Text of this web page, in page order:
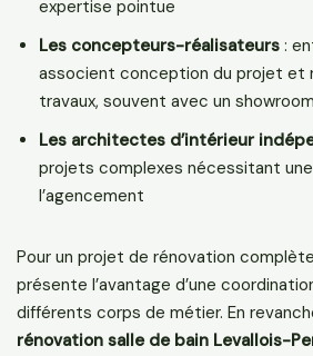
expertise pointue
Les concepteurs-réalisateurs :
associent conception du projet et
travaux, souvent avec un
Les architectes d’intérieur
projets complexes nécessitant
l’agencement
Pour un projet de rénovation
présente l’avantage d’une
différents corps de métier. En
rénovation salle de bain Levallois-